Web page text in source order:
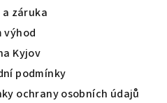
záruka
výhod
Kyjov
podmínky
ochrany osobních údajů